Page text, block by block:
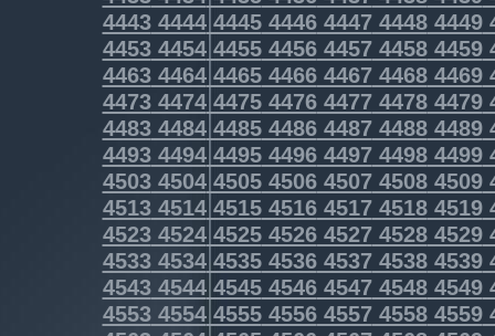
4443444444454446444744484449
4453445444554456445744584459
4463446444654466446744684469
4473447444754476447744784479
4483448444854486448744884489
4493449444954496449744984499
4503450445054506450745084509
4513451445154516451745184519
4523452445254526452745284529
4533453445354536453745384539
4543454445454546454745484549
4553455445554556455745584559